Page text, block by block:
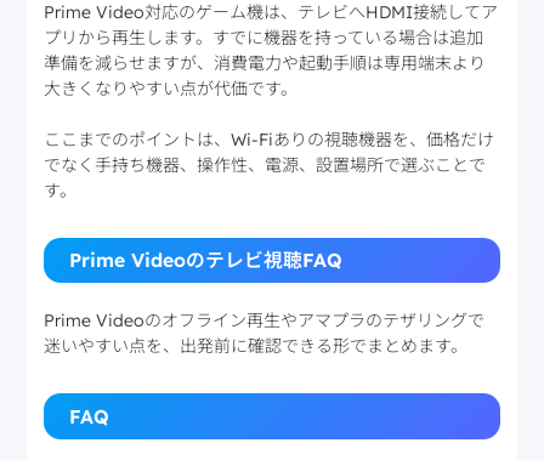
Prime Video対応のゲーム機は、テレビへHDMI接続してア
プリから再生します。すでに機器を持っている場合は追加
準備を減らせますが、消費電力や起動手順は専用端末より
大きくなりやすい点が代価です。
ここまでのポイントは、Wi-Fiありの視聴機器を、価格だけ
でなく手持ち機器、操作性、電源、設置場所で選ぶことで
す。
Prime Videoのテレビ視聴FAQ
Prime Videoのオフライン再生やアマプラのテザリングで
迷いやすい点を、出発前に確認できる形でまとめます。
FAQ